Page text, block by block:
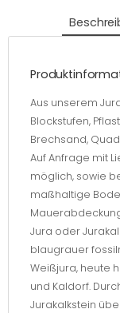
Aus unserem
Blockstufen,
Brechsand,
Auf Anfrage mit
möglich, sowie
maßhaltige
Jura oder
blaugrauer
Weißjura, heute
und Kaldorf.
Jurakalkstein